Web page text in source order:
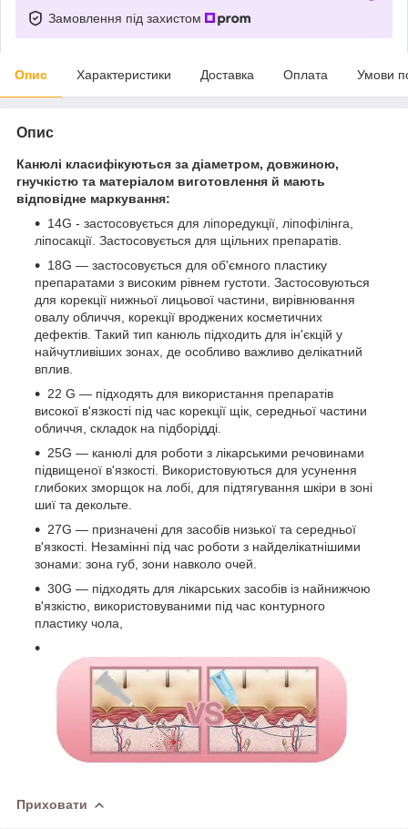
Замовлення під захистом
Опис Характеристики Доставка Оплата Умови
Опис
Канюлі класифікуються за діаметром, довжиною,
гнучкістю та матеріалом виготовлення й мають
відповідне маркування:
14G - застосовується для ліпоредукції, ліпофілінга,
ліпосакції. Застосовується для щільних препаратів.
18G — застосовується для об'ємного пластику
препаратами з високим рівнем густоти. Застосовуються
для корекції нижньої лицьової частини, вирівнювання
овалу обличчя, корекції вроджених косметичних
дефектів. Такий тип канюль підходить для ін'єкцій у
найчутливіших зонах, де особливо важливо делікатний
вплив.
22 G — підходять для використання препаратів
високої в'язкості під час корекції щік, середньої частини
обличчя, складок на підборідді.
25G — канюлі для роботи з лікарськими речовинами
підвищеної в'язкості. Використовуються для усунення
глибоких зморщок на лобі, для підтягування шкіри в зоні
шиї та декольте.
27G — призначені для засобів низької та середньої
в'язкості. Незамінні під час роботи з найделікатнішими
зонами: зона губ, зони навколо очей.
30G — підходять для лікарських засобів із найнижчою
в'язкістю, використовуваними під час контурного
пластику чола,
Приховати